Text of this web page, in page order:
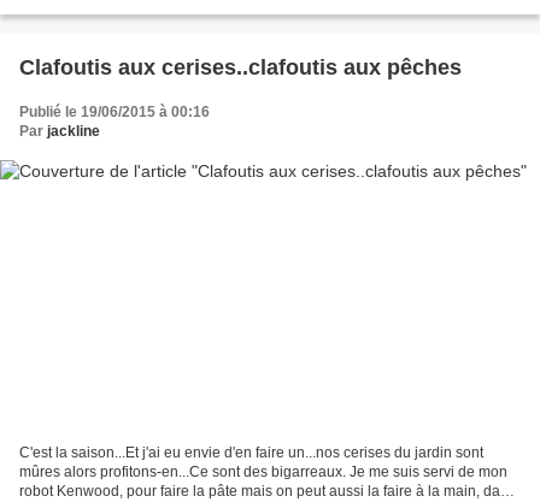
Clafoutis aux cerises..clafoutis aux pêches
Publié le 19/06/2015 à 00:16
Par jackline
C'est la saison...Et j'ai eu envie d'en faire un...nos cerises du jardin sont
mûres alors profitons-en...Ce sont des bigarreaux. Je me suis servi de mon
robot Kenwood, pour faire la pâte mais on peut aussi la faire à la main, dans